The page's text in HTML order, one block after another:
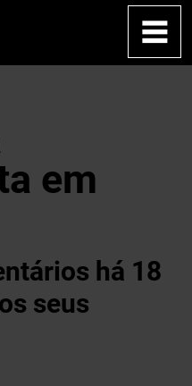
em
há 18
seus